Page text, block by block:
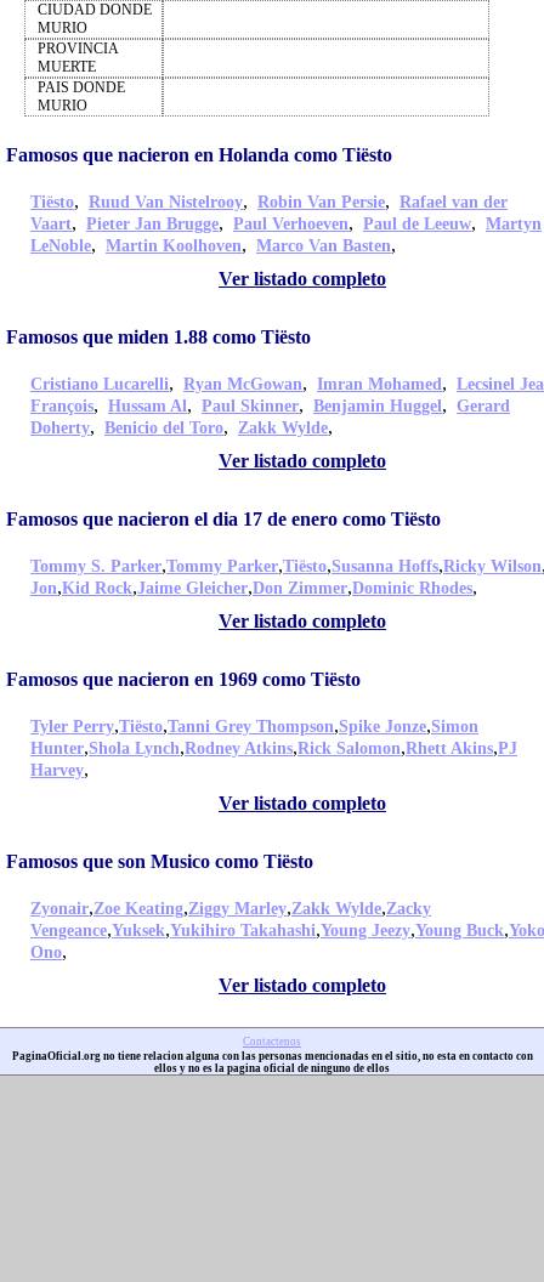
CIUDAD DONDE
MURIO
PROVINCIA
MUERTE
PAIS DONDE
MURIO
Famosos que nacieron en Holanda como Tiësto
Tiësto, Ruud Van Nistelrooy, Robin Van Persie, Rafael van der
Vaart, Pieter Jan Brugge, Paul Verhoeven, Paul de Leeuw, Martyn
LeNoble, Martin Koolhoven, Marco Van Basten,
Ver listado completo
Famosos que miden 1.88 como Tiësto
Cristiano Lucarelli, Ryan McGowan, Imran Mohamed, Lecsinel
François, Hussam Al, Paul Skinner, Benjamin Huggel, Gerard
Doherty, Benicio del Toro, Zakk Wylde,
Ver listado completo
Famosos que nacieron el dia 17 de enero como Tiësto
Tommy S. Parker,Tommy Parker,Tiësto,Susanna Hoffs,Ricky Wilson
Jon,Kid Rock,Jaime Gleicher,Don Zimmer,Dominic Rhodes,
Ver listado completo
Famosos que nacieron en 1969 como Tiësto
Tyler Perry,Tiësto,Tanni Grey Thompson,Spike Jonze,Simon
Hunter,Shola Lynch,Rodney Atkins,Rick Salomon,Rhett Akins,PJ
Harvey,
Ver listado completo
Famosos que son Musico como Tiësto
Zyonair,Zoe Keating,Ziggy Marley,Zakk Wylde,Zacky
Vengeance,Yuksek,Yukihiro Takahashi,Young Jeezy,Young Buck,Yoko
Ono,
Ver listado completo
Contactenos
PaginaOficial.org no tiene relacion alguna con las personas mencionadas en el sitio, no esta en contacto con
ellos y no es la pagina oficial de ninguno de ellos